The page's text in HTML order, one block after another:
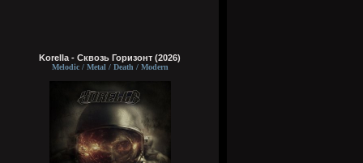
Korella - Сквозь Горизонт (2026)
Melodic / Metal / Death / Modern